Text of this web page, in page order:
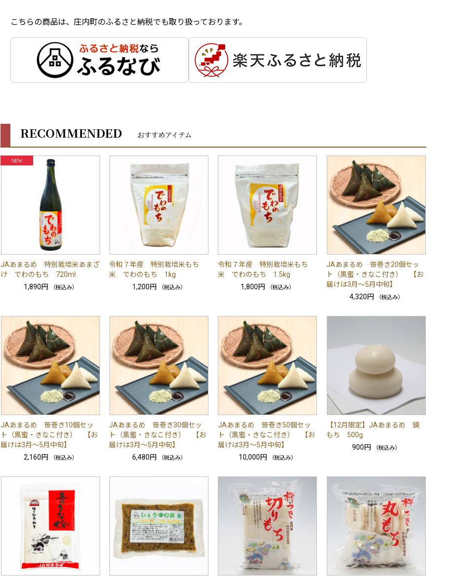
こちらの商品は、庄内町のふるさと納税でも取り扱っております。
RECOMMENDED おすすめアイテム
JAあまるめ 特別栽培米あまざ
け でわのもち 720ml
1,890円
（税込み）
令和７年産 特別栽培米もち
米 でわのもち 1kg
1,200円
（税込み）
令和７年産 特別栽培米もち
米 でわのもち 1.5kg
1,800円
（税込み）
JAあまるめ 笹巻き20個セッ
ト（黒蜜・きなこ付き） 【お
届けは3月～5月中旬】
4,320円
（税込み）
JAあまるめ 笹巻き10個セッ
ト（黒蜜・きなこ付き） 【お
届けは3月～5月中旬】
2,160円
（税込み）
JAあまるめ 笹巻き30個セッ
ト（黒蜜・きなこ付き） 【お
届けは3月～5月中旬】
6,480円
（税込み）
JAあまるめ 笹巻き50個セッ
ト（黒蜜・きなこ付き） 【お
届けは3月～5月中旬】
10,000円
（税込み）
【12月限定】JAあまるめ 鏡
もち 500g
900円
（税込み）